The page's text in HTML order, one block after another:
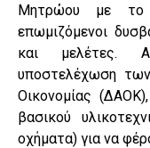
Μητρώου με το
επωμιζόμενοι
και μελέτες.
υποστελέχωση
Οικονομίας
βασικού
οχήματα) για να